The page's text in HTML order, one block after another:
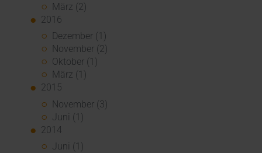
März (2)
2016
Dezember (1)
November (2)
Oktober (1)
März (1)
2015
November (3)
Juni (1)
2014
Juni (1)